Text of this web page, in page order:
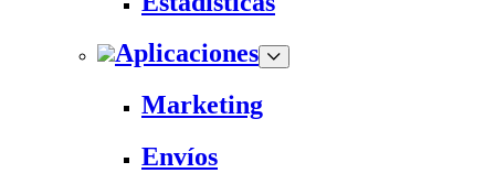
Aplicaciones
Marketing
Envíos